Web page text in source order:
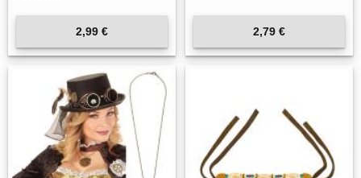
2,99 € 2,79 €